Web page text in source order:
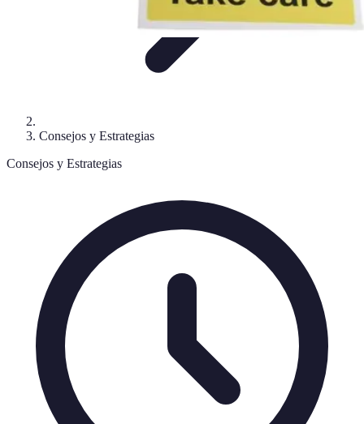
Consejos y Estrategias
Consejos y Estrategias